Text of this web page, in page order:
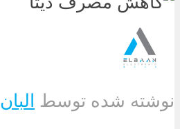
نوشته شده توسط البان